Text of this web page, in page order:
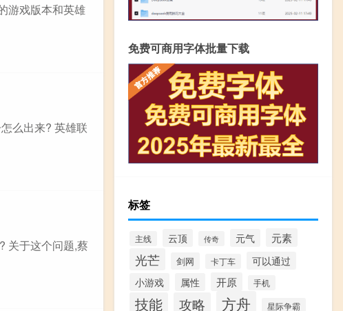
游戏版本和英雄
么出来? 英雄联
关于这个问题,蔡
免费可商用字体批量下载
标签
主线 云顶 传奇 元气 元素
光芒 剑网 卡丁车
可以通过
小游戏
属性 开原 手机
技能 攻略 方舟 星际争霸